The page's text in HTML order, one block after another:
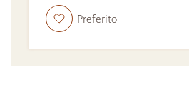
Preferito